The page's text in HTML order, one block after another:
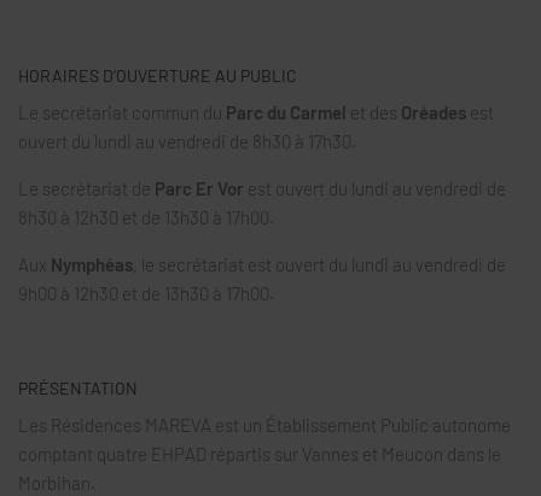
HORAIRES D’OUVERTURE AU PUBLIC
Le secrétariat commun du Parc du Carmel et des Oréades est
ouvert du lundi au vendredi de 8h30 à 17h30.
Le secrétariat de Parc Er Vor est ouvert du lundi au vendredi de
8h30 à 12h30 et de 13h30 à 17h00.
Aux Nymphéas , le secrétariat est ouvert du lundi au vendredi de
9h00 à 12h30 et de 13h30 à 17h00.
PRÉSENTATION
Les Résidences MAREVA est un Établissement Public autonome
comptant quatre EHPAD répartis sur Vannes et Meucon dans le
Morbihan.